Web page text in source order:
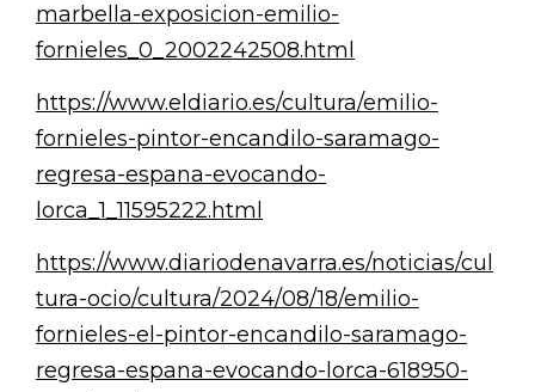
marbella-exposicion-emilio-
fornieles_0_2002242508.html
https://www.eldiario.es/cultura/emilio-
fornieles-pintor-encandilo-saramago-
regresa-espana-evocando-
lorca_1_11595222.html
https://www.diariodenavarra.es/noticias/cul
tura-ocio/cultura/2024/08/18/emilio-
fornieles-el-pintor-encandilo-saramago-
regresa-espana-evocando-lorca-618950-